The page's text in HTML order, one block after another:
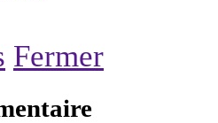
Fermer